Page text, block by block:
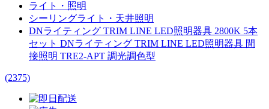
ライト・照明
シーリングライト・天井照明
DNライティング TRIM LINE LED照明器具 2800K 5本
セット DNライティング TRIM LINE LED照明器具 間
接照明 TRE2‐APT 調光調色型
(2375)